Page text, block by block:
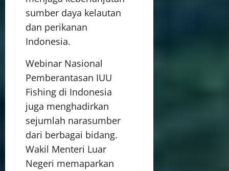
sumber daya kelautan
dan perikanan
Indonesia.
Webinar Nasional
Pemberantasan IUU
Fishing di Indonesia
juga menghadirkan
sejumlah narasumber
dari berbagai bidang.
Wakil Menteri Luar
Negeri memaparkan